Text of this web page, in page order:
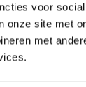
voor
onze site met
met